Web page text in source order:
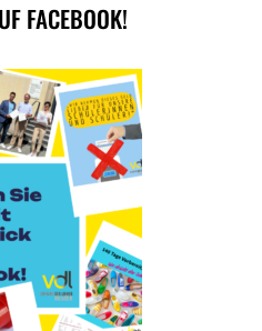
FACEBOOK!